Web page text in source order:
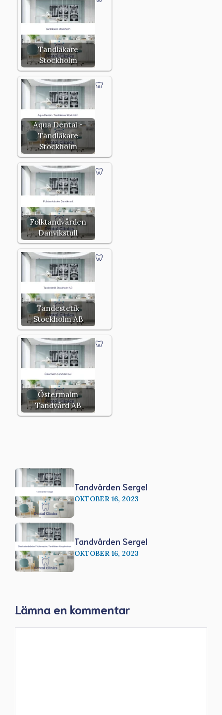
Tandläkare
Stockholm
Aqua Dental -
Tandläkare
Stockholm
Folktandvården
Danvikstull
Tandestetik
Stockholm AB
Östermalm
Tandvård AB
Tandvården Sergel
OKTOBER 16, 2023
Tandvården Sergel
OKTOBER 16, 2023
Lämna en kommentar